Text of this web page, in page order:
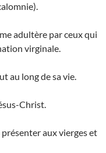
adultère par ceux qui
virginale.
au long de sa vie.
Christ.
aux vierges et